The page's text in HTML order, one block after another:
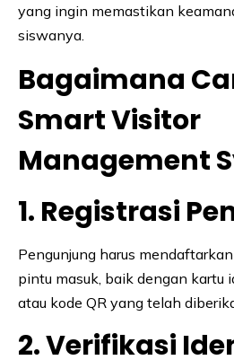
yang ingin memastikan
siswanya.
Bagaimana
Smart Visitor
Management
1. Registrasi
Pengunjung harus
pintu masuk, baik dengan kartu
atau kode QR yang telah
2. Verifikasi